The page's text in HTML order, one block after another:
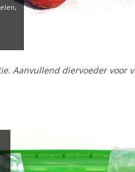
Aanvullend diervoeder voor